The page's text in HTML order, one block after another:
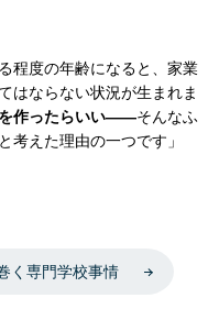
程度の年齢になると、家業
はならない状況が生まれま
を作ったらいい――そんなふ
考えた理由の一つです」
く専門学校事情